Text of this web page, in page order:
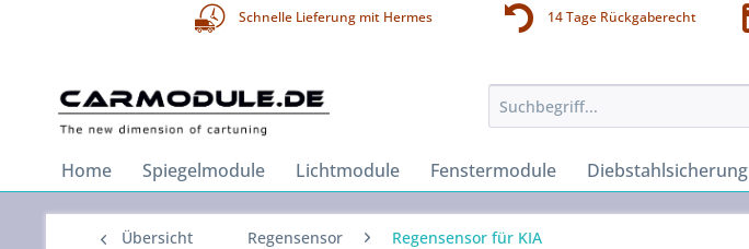
Schnelle Lieferung mit Hermes 14 Tage Rückgaberecht
Home Spiegelmodule Lichtmodule Fenstermodule Diebstahlsicherung
Übersicht Regensensor Regensensor für KIA